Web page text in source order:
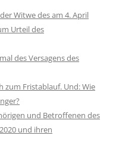
Witwe des am 4. April
Urteil des
des Versagens des
zum Fristablauf. Und: Wie
und Betroffenen des
und ihren